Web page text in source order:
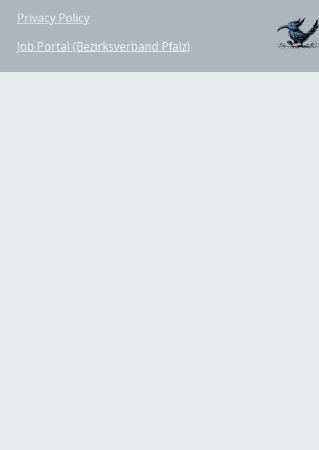
Privacy Policy
Job Portal (Bezirksverband Pfalz)